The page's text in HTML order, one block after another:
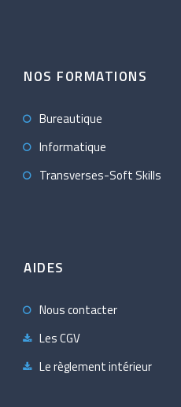
NOS FORMATIONS
Bureautique
Informatique
Transverses-Soft Skills
AIDES
Nous contacter
Les CGV
Le règlement intérieur